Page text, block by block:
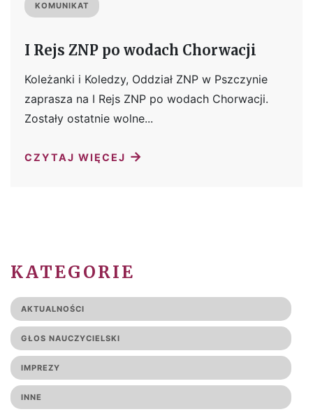
KOMUNIKAT
I Rejs ZNP po wodach Chorwacji
Koleżanki i Koledzy, Oddział ZNP w Pszczynie
zaprasza na I Rejs ZNP po wodach Chorwacji.
Zostały ostatnie wolne...
CZYTAJ WIĘCEJ →
KATEGORIE
AKTUALNOŚCI
GŁOS NAUCZYCIELSKI
IMPREZY
INNE